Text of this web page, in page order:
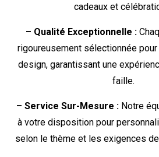
cadeaux et
– Qualité Exceptionnelle :
rigoureusement sélectionnée
design, garantissant une
faille.
– Service Sur-Mesure : Notre
à votre disposition pour
selon le thème et les exigences